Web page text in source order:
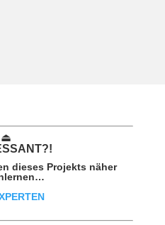
⏏︎
T?!
dieses Projekts näher